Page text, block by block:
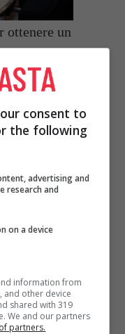
ottenere un
dell’olio
consent to
the following
advertising and
research and
on a device
information from
and other device
shared with 319
We and our partners
partners.